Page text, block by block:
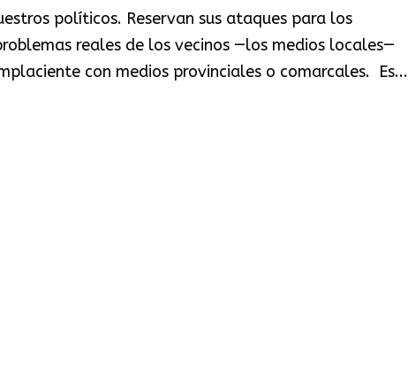
políticos. Reservan sus ataques para los
reales de los vecinos —los medios locales—
con medios provinciales o comarcales. Es...